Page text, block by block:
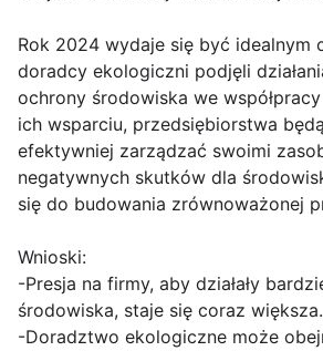
Rok 2024 wydaje się być idealnym
doradcy ekologiczni podjęli
ochrony środowiska we
ich wsparciu, przedsiębiorstwa
efektywniej zarządzać swoimi
negatywnych skutków dla
się do budowania zrównoważonej
Wnioski:
-Presja na firmy, aby działały
środowiska, staje się coraz większa.
-Doradztwo ekologiczne może